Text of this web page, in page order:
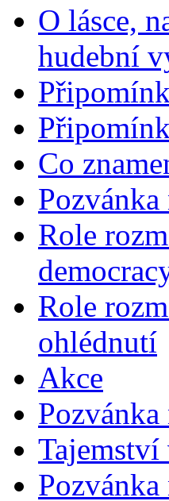
O lásce,
hudební
Co
Role
Role
ohlédnutí
Akce
Tajemství